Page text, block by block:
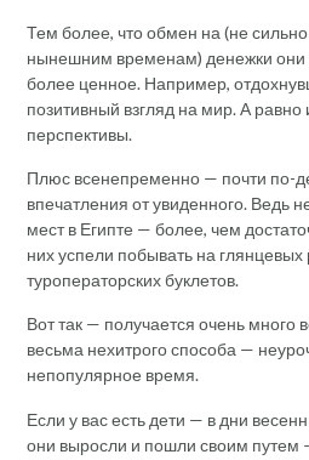
Тем более, что обмен на (не
нынешним временам) денежки они
более ценное. Например,
позитивный взгляд на мир. А
перспективы.
Плюс всенепременно — почти по-
впечатления от увиденного. Ведь
мест в Египте — более, чем
них успели побывать на глянцевых
туроператорских буклетов.
Вот так — получается очень много
весьма нехитрого способа —
непопулярное время.
Если у вас есть дети — в дни
они выросли и пошли своим путем